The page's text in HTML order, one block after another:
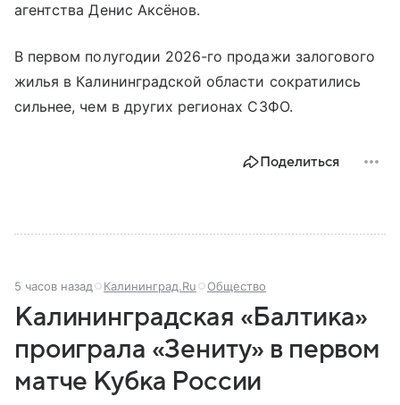
агентства Денис Аксёнов.
В первом полугодии 2026-го продажи залогового
жилья в Калининградской области сократились
сильнее, чем в других регионах СЗФО.
Поделиться
5 часов назад Калининград.Ru Общество
Калининградская «Балтика»
проиграла «Зениту» в первом
матче Кубка России